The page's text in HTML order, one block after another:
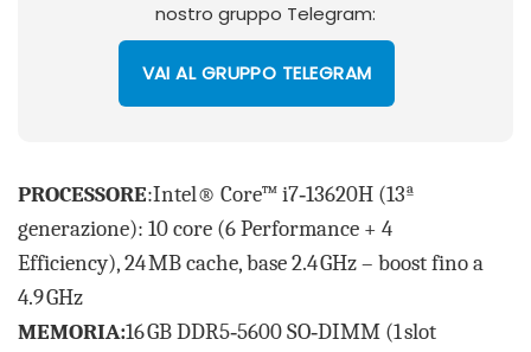
nostro gruppo Telegram:
VAI AL GRUPPO TELEGRAM
PROCESSORE:Intel® Core™ i7‑13620H (13ª
generazione): 10 core (6 Performance + 4
Efficiency), 24 MB cache, base 2.4 GHz – boost fino a
4.9 GHz
MEMORIA:16 GB DDR5‑5600 SO‑DIMM (1 slot